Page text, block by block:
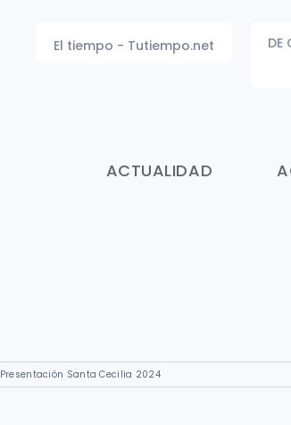
DE
El tiempo - Tutiempo.net
ACTUALIDAD
Presentación Santa Cecilia 2024